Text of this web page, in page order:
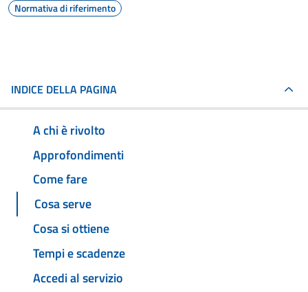
Normativa di riferimento
INDICE DELLA PAGINA
A chi è rivolto
Approfondimenti
Come fare
Cosa serve
Cosa si ottiene
Tempi e scadenze
Accedi al servizio